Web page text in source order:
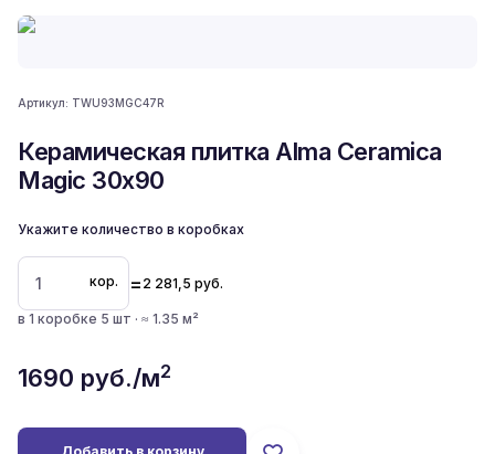
Артикул: TWU93MGC47R
Керамическая плитка Alma Ceramica
Magic 30x90
Укажите количество в коробках
кор. = 2 281,5 руб.
в 1 коробке 5 шт · ≈ 1.35 м²
1690 руб./м2